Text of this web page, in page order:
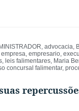
, advocacia,
empresa, empresario,
, leis falimentares, Maria
concursal falimentar,